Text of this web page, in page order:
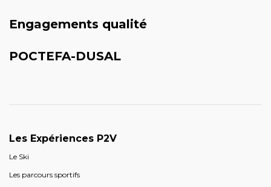
Engagements qualité
POCTEFA-DUSAL
Les Expériences P2V
Le Ski
Les parcours sportifs